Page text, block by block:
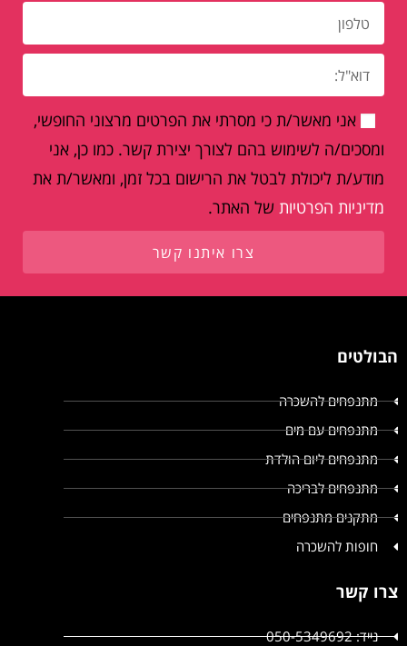
אני מאשר/ת כי מסרתי את הפרטים מרצוני החופשי,
ומסכים/ה לשימוש בהם לצורך יצירת קשר. כמו כן, אני
מודע/ת ליכולת לבטל את הרישום בכל זמן, ומאשר/ת את
מדיניות הפרטיות של האתר.
צרו איתנו קשר
הבולטים
מתנפחים להשכרה
מתנפחים עם מים
מתנפחים ליום הולדת
מתנפחים לבריכה
מתקנים מתנפחים
חופות להשכרה
צרו קשר
נייד: 050-5349692